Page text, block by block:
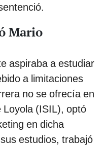
Mario
aspiraba a estudiar
a limitaciones
no se ofrecía en
Loyola (ISIL), optó
en dicha
estudios, trabajó